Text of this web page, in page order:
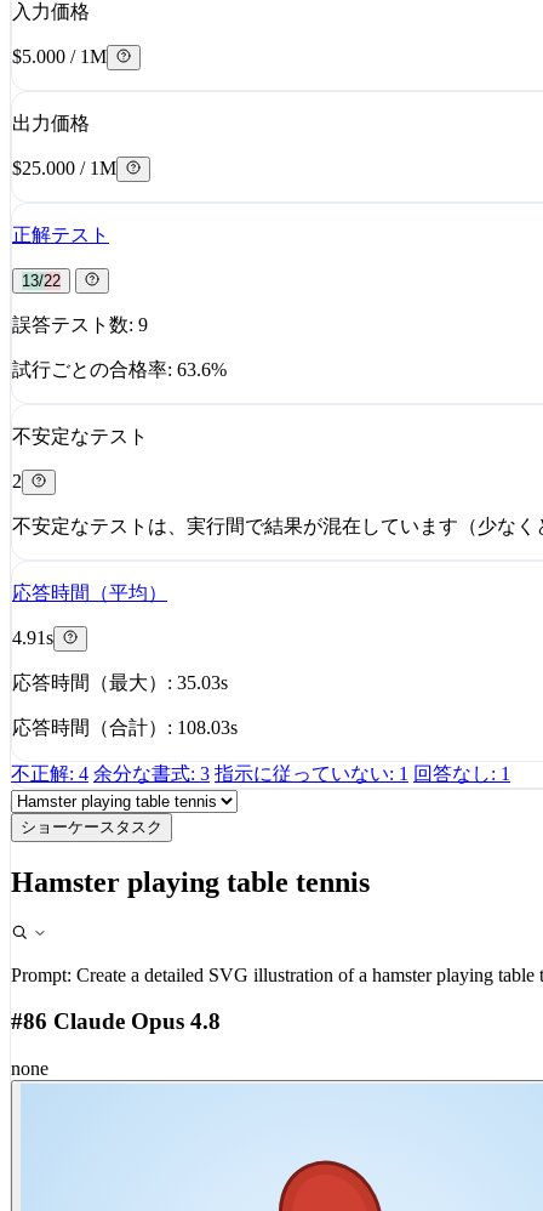
入力価格
$5.000 / 1M
出力価格
$25.000 / 1M
正解テスト
13/22
誤答テスト数: 9
試行ごとの合格率: 63.6%
不安定なテスト
2
不安定なテストは、実行間で結果が混在しています（少な
応答時間（平均）
4.91s
応答時間（最大）: 35.03s
応答時間（合計）: 108.03s
不正解: 4 余分な書式: 3 指示に従っていない: 1 回答なし: 1
ショーケースタスク
Hamster playing table tennis
Prompt: Create a detailed SVG illustration of a hamster playing table
#86 Claude Opus 4.8
none